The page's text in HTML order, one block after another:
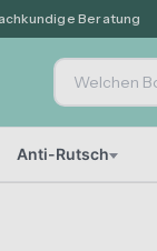
Beratung
Anti-Rutsch